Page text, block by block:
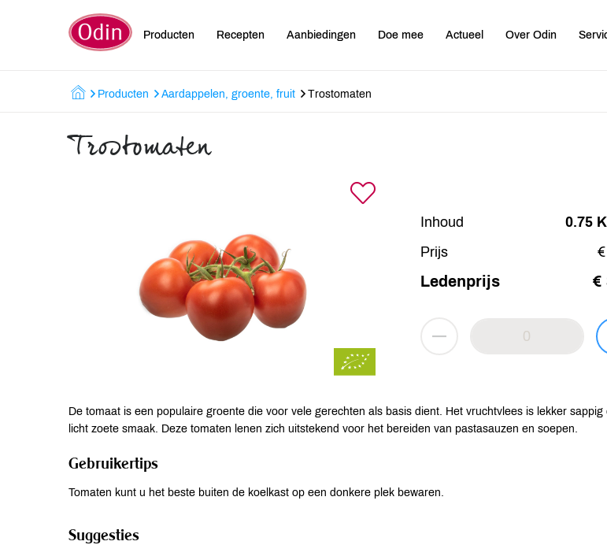
Producten Recepten Aanbiedingen Doe mee Actueel Over Odin
Producten Aardappelen, groente, fruit Trostomaten
Trostomaten
Inhoud
0.75
Prijs
Ledenprijs €
De tomaat is een populaire groente die voor vele gerechten als basis dient. Het vruchtvlees is lekker sappig
licht zoete smaak. Deze tomaten lenen zich uitstekend voor het bereiden van pastasauzen en soepen.
Gebruikertips
Tomaten kunt u het beste buiten de koelkast op een donkere plek bewaren.
Suggesties